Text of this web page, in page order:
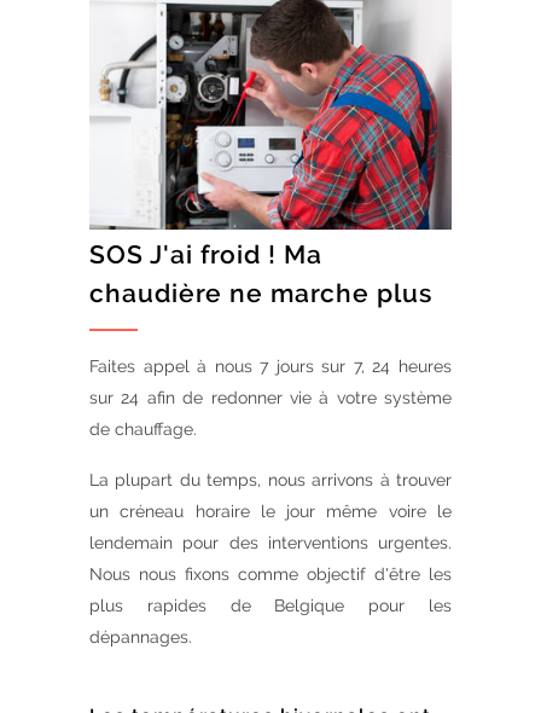
SOS J'ai froid ! Ma
chaudière ne marche plus
Faites appel à nous 7 jours sur 7, 24 heures
sur 24 afin de redonner vie à votre système
de chauffage.
La plupart du temps, nous arrivons à trouver
un créneau horaire le jour même voire le
lendemain pour des interventions urgentes.
Nous nous fixons comme objectif d'être les
plus rapides de Belgique pour les
dépannages.